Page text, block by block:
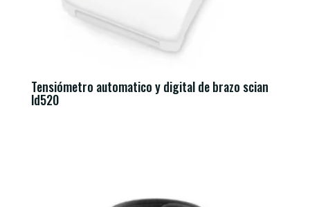
Tensiómetro automatico y digital de brazo scian
ld520